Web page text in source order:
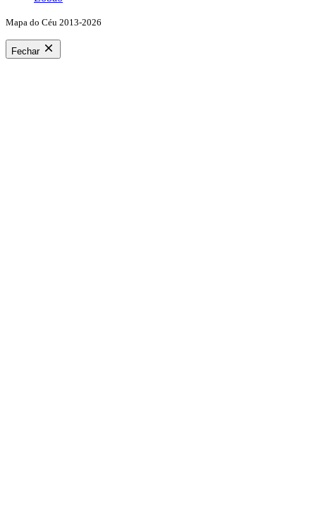
Mapa do Céu 2013-2026
Fechar